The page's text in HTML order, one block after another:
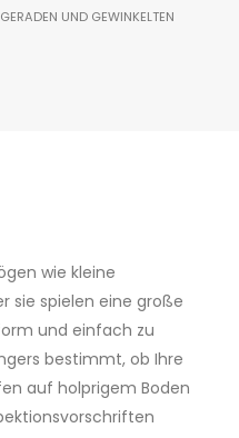
UND GEWINKELTEN
wie kleine
sie spielen eine große
und einfach zu
bestimmt, ob Ihre
auf holprigem Boden